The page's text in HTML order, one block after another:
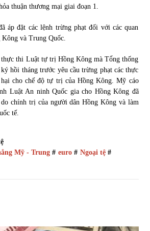
thuận thương mại giai đoạn 1.
áp đặt các lệnh trừng phạt đối với các quan
và Trung Quốc.
thi Luật tự trị Hồng Kông mà Tổng thống
hồi tháng trước yêu cầu trừng phạt các thực
hại cho chế độ tự trị của Hồng Kông. Mỹ cáo
Luật An ninh Quốc gia cho Hồng Kông đã
chính trị của người dân Hồng Kông và làm
tế.
Mỹ - Trung# euro# Ngoại tệ#